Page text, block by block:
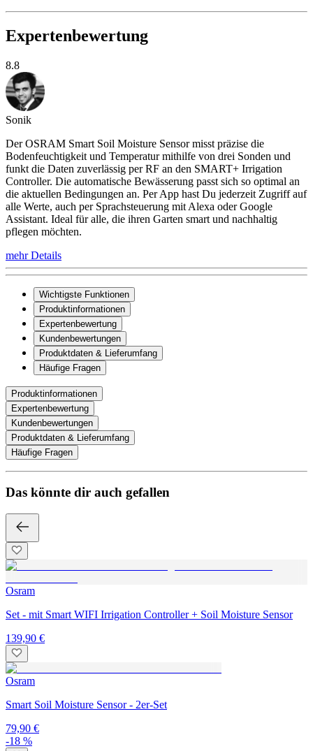
Expertenbewertung
8.8
Sonik
Der OSRAM Smart Soil Moisture Sensor misst präzise die
Bodenfeuchtigkeit und Temperatur mithilfe von drei Sonden und
funkt die Daten zuverlässig per RF an den SMART+ Irrigation
Controller. Die automatische Bewässerung passt sich so optimal an
die aktuellen Bedingungen an. Per App hast Du jederzeit Zugriff auf
alle Werte, auch per Sprachsteuerung mit Alexa oder Google
Assistant. Ideal für alle, die ihren Garten smart und nachhaltig
pflegen möchten.
mehr Details
Wichtigste Funktionen
Produktinformationen
Expertenbewertung
Kundenbewertungen
Produktdaten & Lieferumfang
Häufige Fragen
Produktinformationen
Expertenbewertung
Kundenbewertungen
Produktdaten & Lieferumfang
Häufige Fragen
Das könnte dir auch gefallen
Osram
Set - mit Smart WIFI Irrigation Controller + Soil Moisture Sensor
139,90 €
Osram
Smart Soil Moisture Sensor - 2er-Set
79,90 €
-18 %